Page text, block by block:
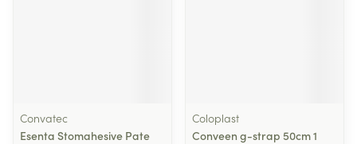
Convatec
Esenta Stomahesive Pate
Coloplast
Conveen g-strap 50cm 1